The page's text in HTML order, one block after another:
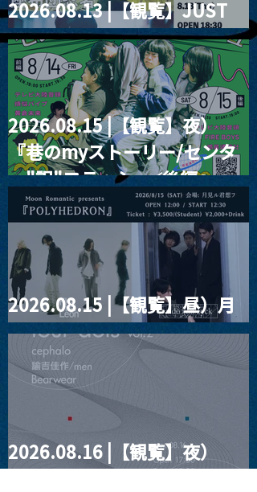
2026.08.13 |【観覧】JUST
RIGHT!! vol.26
2026.08.15 |【観覧】夜）
『巷のmyストーリー/センタ
ー"訳"フラッシュ⚡️後編』
2026.08.15 |【観覧】昼）月
見ルpre.『POLYHEDRON』
2026.08.16 |【観覧】夜）
four dots vol.2